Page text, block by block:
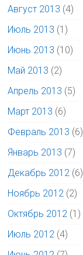
Август 2013 (4)
Июль 2013 (1)
Июнь 2013 (10)
Май 2013 (2)
Апрель 2013 (5)
Март 2013 (6)
Февраль 2013 (6)
Январь 2013 (7)
Декабрь 2012 (6)
Ноябрь 2012 (2)
Октябрь 2012 (1)
Июль 2012 (4)